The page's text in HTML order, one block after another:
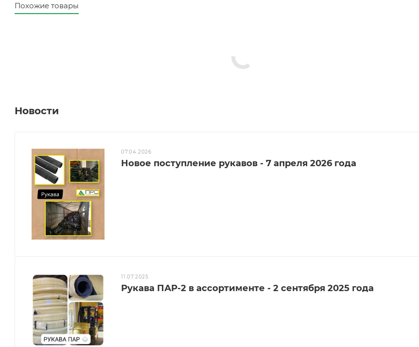
Похожие товары
Новости
07.04.2026
Новое поступление рукавов - 7 апреля 2026 года
11.07.2025
Рукава ПАР-2 в ассортименте - 2 сентября 2025 года